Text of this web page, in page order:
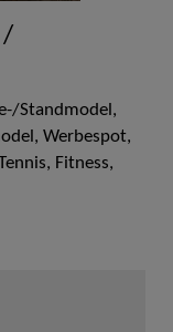
/
Standmodel,
Werbespot,
Fitness,